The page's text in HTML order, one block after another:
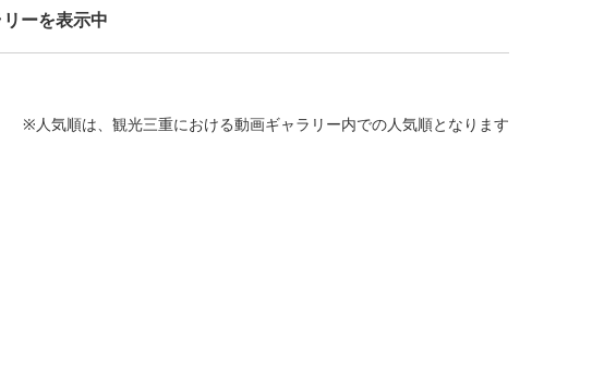
ーを表示中
※人気順は、観光三重における動画ギャラリー内での人気順となります